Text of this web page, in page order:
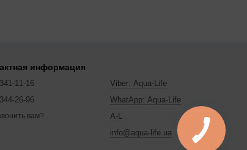
информация
11-16
26-96
вам?
Viber: Aqua-Life
WhatApp: Aqua-Life
A-L
info@aqua-life.ua